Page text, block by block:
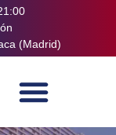
(Madrid)